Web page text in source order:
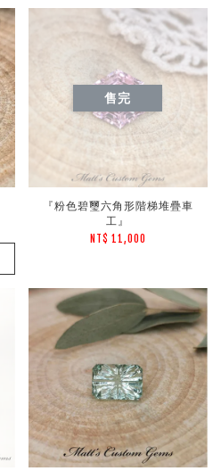
售完
『粉色碧璽六角形階梯堆疊車
工』
NT$ 11,000